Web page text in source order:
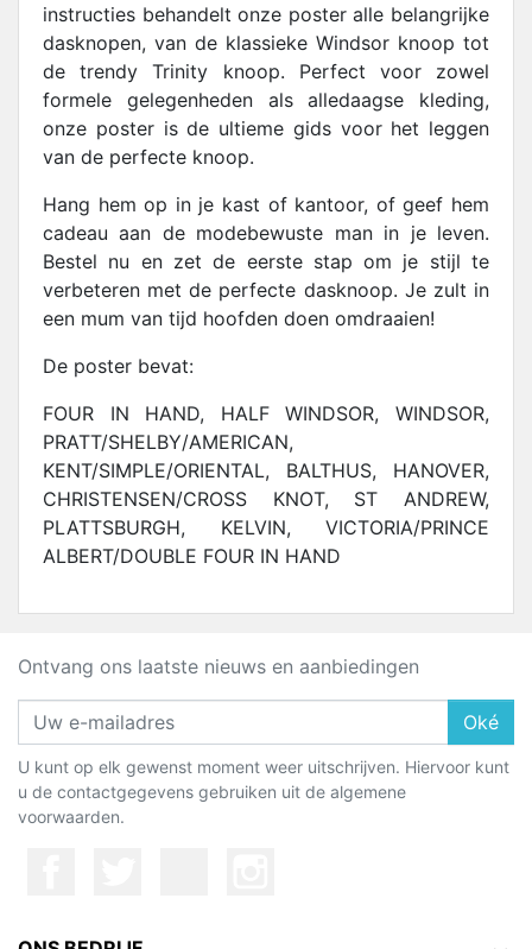
instructies behandelt onze poster alle belangrijke
dasknopen, van de klassieke Windsor knoop tot
de trendy Trinity knoop. Perfect voor zowel
formele gelegenheden als alledaagse kleding,
onze poster is de ultieme gids voor het leggen
van de perfecte knoop.
Hang hem op in je kast of kantoor, of geef hem
cadeau aan de modebewuste man in je leven.
Bestel nu en zet de eerste stap om je stijl te
verbeteren met de perfecte dasknoop. Je zult in
een mum van tijd hoofden doen omdraaien!
De poster bevat:
FOUR IN HAND, HALF WINDSOR, WINDSOR,
PRATT/SHELBY/AMERICAN,
KENT/SIMPLE/ORIENTAL, BALTHUS, HANOVER,
CHRISTENSEN/CROSS KNOT, ST ANDREW,
PLATTSBURGH, KELVIN, VICTORIA/PRINCE
ALBERT/DOUBLE FOUR IN HAND
Ontvang ons laatste nieuws en aanbiedingen
Oké
U kunt op elk gewenst moment weer uitschrijven. Hiervoor kunt
u de contactgegevens gebruiken uit de algemene
voorwaarden.